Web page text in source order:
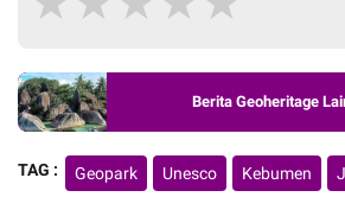
Berita Geoheritage
TAG : Geopark Unesco Kebumen